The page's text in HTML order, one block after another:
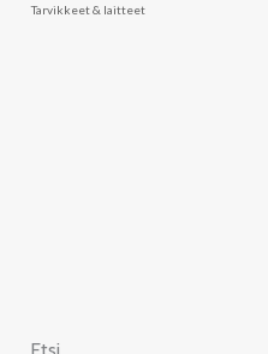
Tarvikkeet & laitteet
Etsi